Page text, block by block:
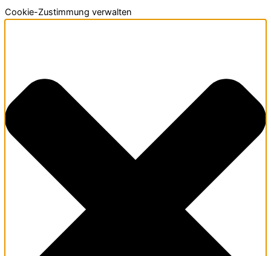
Cookie-Zustimmung verwalten